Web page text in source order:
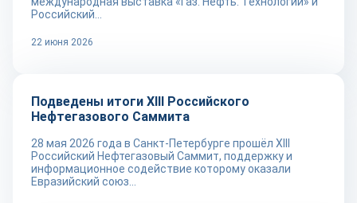
Российский...
22 июня 2026
Новости
Подведены итоги XIII Российского
Нефтегазового Саммита
28 мая 2026 года в Санкт-Петербурге прошёл XIII
Российский Нефтегазовый Саммит, поддержку и
информационное содействие которому оказали
Евразийский союз...